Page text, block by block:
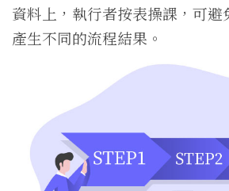
資料上，執行者按表操課，可避
產生不同的流程結果。